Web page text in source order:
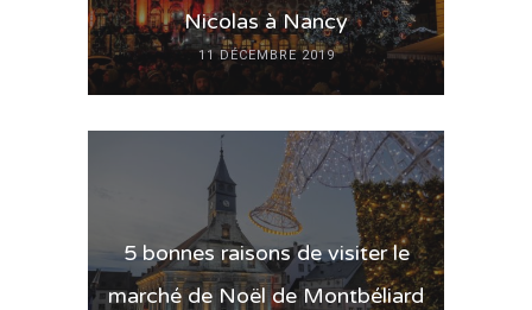
Nicolas à Nancy
11 DÉCEMBRE 2019
5 bonnes raisons de visiter le
marché de Noël de Montbéliard